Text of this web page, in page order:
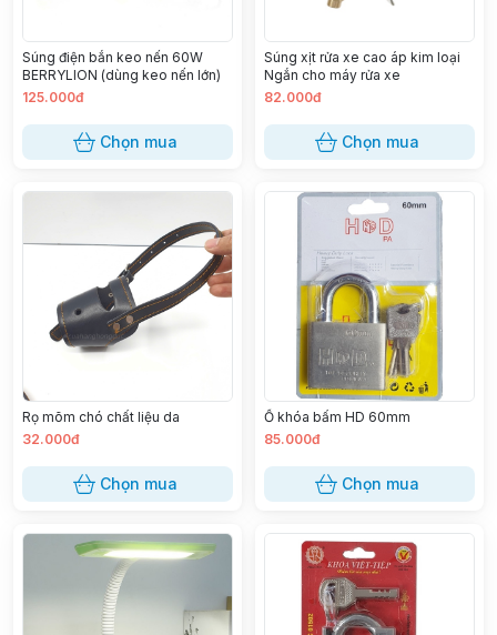
Súng điện bắn keo nến 60W
BERRYLION (dùng keo nến lớn)
125.000đ
Chọn mua
Súng xịt rửa xe cao áp kim loại
Ngắn cho máy rửa xe
82.000đ
Chọn mua
Rọ mõm chó chất liệu da
32.000đ
Chọn mua
Ổ khóa bấm HD 60mm
85.000đ
Chọn mua